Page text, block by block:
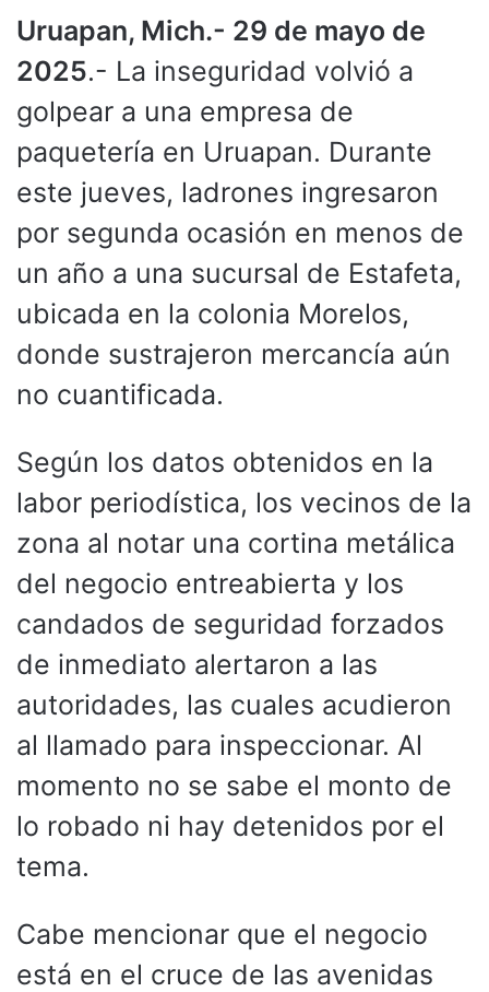
Uruapan, Mich.- 29 de mayo de
2025.- La inseguridad volvió a
golpear a una empresa de
paquetería en Uruapan. Durante
este jueves, ladrones ingresaron
por segunda ocasión en menos de
un año a una sucursal de Estafeta,
ubicada en la colonia Morelos,
donde sustrajeron mercancía aún
no cuantificada.
Según los datos obtenidos en la
labor periodística, los vecinos de la
zona al notar una cortina metálica
del negocio entreabierta y los
candados de seguridad forzados
de inmediato alertaron a las
autoridades, las cuales acudieron
al llamado para inspeccionar. Al
momento no se sabe el monto de
lo robado ni hay detenidos por el
tema.
Cabe mencionar que el negocio
está en el cruce de las avenidas